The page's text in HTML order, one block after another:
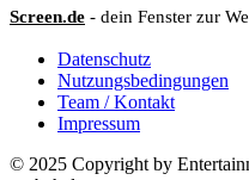
Screen.de - dein Fenster zur
Datenschutz
Nutzungsbedingungen
Team / Kontakt
Impressum
© 2025 Copyright by